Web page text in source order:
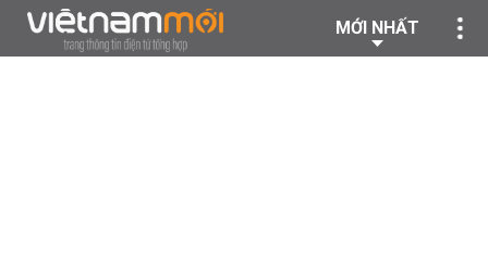
MỚI NHẤT